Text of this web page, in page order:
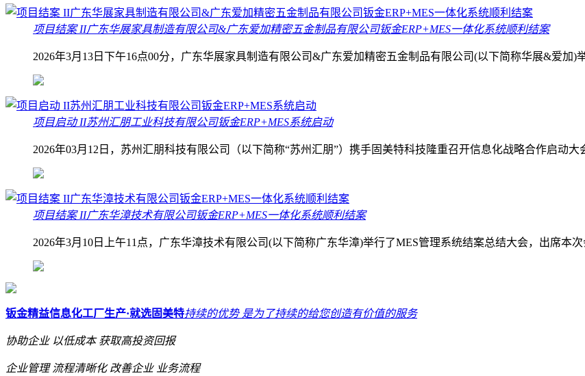
项目结案 II广东华展家具制造有限公司&广东爱加精密五金制品有限公司钣金ERP+MES一体化系统顺利结案
2026年3月13日下午16点00分，广东华展家具制造有限公司&广东爱加精密五金制品有限公司(以下简称华展&爱加)
项目启动 II苏州汇朋工业科技有限公司钣金ERP+MES系统启动
2026年03月12日，苏州汇朋科技有限公司（以下简称“苏州汇朋”）携手固美特科技隆重召开信息化战略合作启动
项目结案 II广东华漳技术有限公司钣金ERP+MES一体化系统顺利结案
2026年3月10日上午11点，广东华漳技术有限公司(以下简称广东华漳)举行了MES管理系统结案总结大会，出席本
钣金精益信息化工厂生产·就选固美特持续的优势 是为了持续的给您创造有价值的服务
协助企业 以低成本 获取高投资回报
企业管理 流程清晰化 改善企业 业务流程